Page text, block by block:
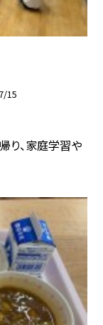
15
り、家庭学習や